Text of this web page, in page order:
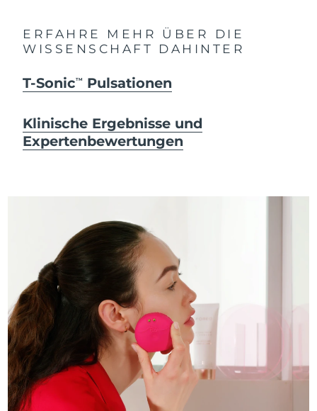
ERFAHRE MEHR ÜBER DIE
WISSENSCHAFT DAHINTER
T-SonicTM Pulsationen
Klinische Ergebnisse und
Expertenbewertungen